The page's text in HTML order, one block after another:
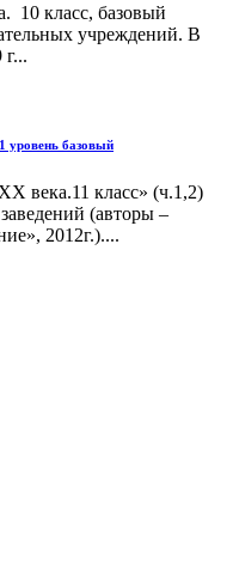
10 класс, базовый
учреждений. В
базовый
века.11 класс» (ч.1,2)
(авторы –
2012г.)....